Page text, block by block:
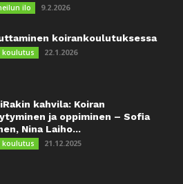
ilo 9.2.2026
koirankoulutuksessa
koulutus 22.1.2026
kahvila: Koiran
ja oppiminen – Sofia
Nina Laiho...
koulutus 21.12.2025